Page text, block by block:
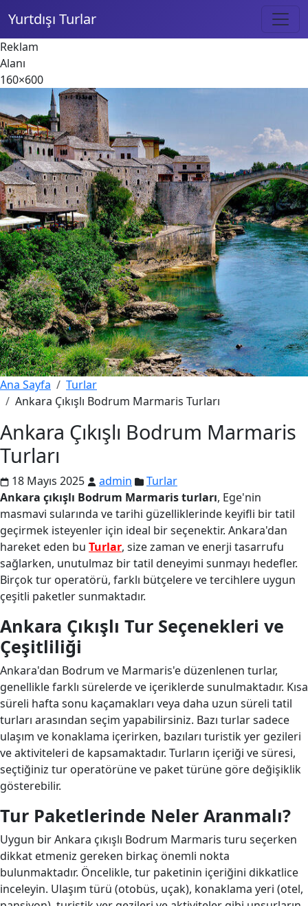
Yurtdışı Turlar
Reklam
Alanı
160×600
Ana Sayfa
Turlar
Ankara Çıkışlı Bodrum Marmaris Turları
Ankara Çıkışlı Bodrum Marmaris
Turları
18 Mayıs 2025 admin
Turlar
Ankara çıkışlı Bodrum Marmaris turları, Ege'nin
masmavi sularında ve tarihi güzelliklerinde keyifli bir tatil
geçirmek isteyenler için ideal bir seçenektir. Ankara'dan
hareket eden bu Turlar, size zaman ve enerji tasarrufu
sağlarken, unutulmaz bir tatil deneyimi sunmayı hedefler.
Birçok tur operatörü, farklı bütçelere ve tercihlere uygun
çeşitli paketler sunmaktadır.
Ankara Çıkışlı Tur Seçenekleri ve
Çeşitliliği
Ankara'dan Bodrum ve Marmaris'e düzenlenen turlar,
genellikle farklı sürelerde ve içeriklerde sunulmaktadır. Kısa
süreli hafta sonu kaçamakları veya daha uzun süreli tatil
turları arasından seçim yapabilirsiniz. Bazı turlar sadece
ulaşım ve konaklama içerirken, bazıları turistik yer gezileri
ve aktiviteleri de kapsamaktadır. Turların içeriği ve süresi,
seçtiğiniz tur operatörüne ve paket türüne göre değişiklik
gösterebilir.
Tur Paketlerinde Neler Aranmalı?
Uygun bir Ankara çıkışlı Bodrum Marmaris turu seçerken
dikkat etmeniz gereken birkaç önemli nokta
bulunmaktadır. Öncelikle, tur paketinin içeriğini dikkatlice
inceleyin. Ulaşım türü (otobüs, uçak), konaklama yeri (otel,